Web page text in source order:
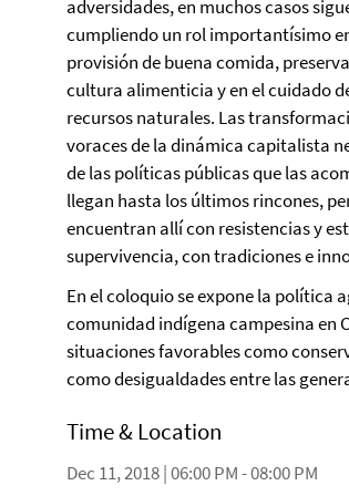
adversidades, en muchos casos
cumpliendo un rol importantísimo
provisión de buena comida,
cultura alimenticia y en el cuidado
recursos naturales. Las
voraces de la dinámica capitalista
de las políticas públicas que las
llegan hasta los últimos rincones,
encuentran allí con resistencias y
supervivencia, con tradiciones e
En el coloquio se expone la política
comunidad indígena campesina en
situaciones favorables como
como desigualdades entre las
Time & Location
Dec 11, 2018 | 06:00 PM - 08:00 PM